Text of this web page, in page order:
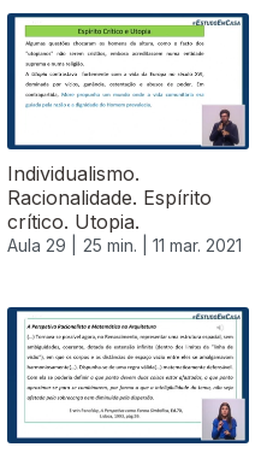
Individualismo.
Racionalidade. Espírito
crítico. Utopia.
Aula 29 | 25 min. | 11 mar. 2021